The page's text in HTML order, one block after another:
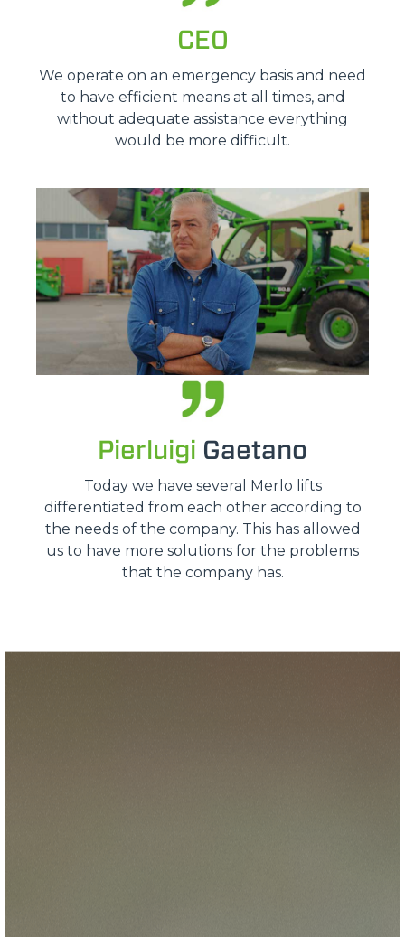
CEO
We operate on an emergency basis and need
to have efficient means at all times, and
without adequate assistance everything
would be more difficult.
Pierluigi Gaetano
Today we have several Merlo lifts
differentiated from each other according to
the needs of the company. This has allowed
us to have more solutions for the problems
that the company has.